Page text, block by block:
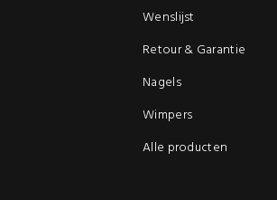
Wenslijst
Retour & Garantie
Nagels
Wimpers
Alle producten